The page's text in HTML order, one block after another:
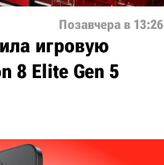
Позавчера в 13:26
игровую
8 Elite Gen 5